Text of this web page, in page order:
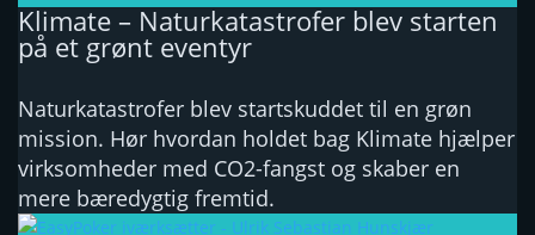
Klimate – Naturkatastrofer blev starten
på et grønt eventyr
Naturkatastrofer blev startskuddet til en grøn
mission. Hør hvordan holdet bag Klimate hjælper
virksomheder med CO2-fangst og skaber en
mere bæredygtig fremtid.